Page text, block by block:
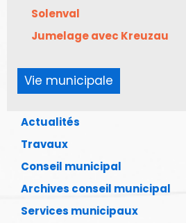
Solenval
Jumelage avec Kreuzau
Vie municipale
Actualités
Travaux
Conseil municipal
Archives conseil municipal
Services municipaux